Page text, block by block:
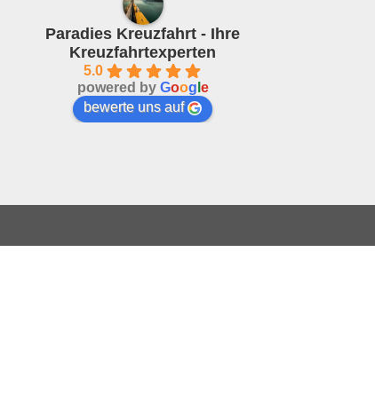
Paradies Kreuzfahrt - Ihre
Kreuzfahrtexperten
5.0
powered by Goog e
bewerte uns auf